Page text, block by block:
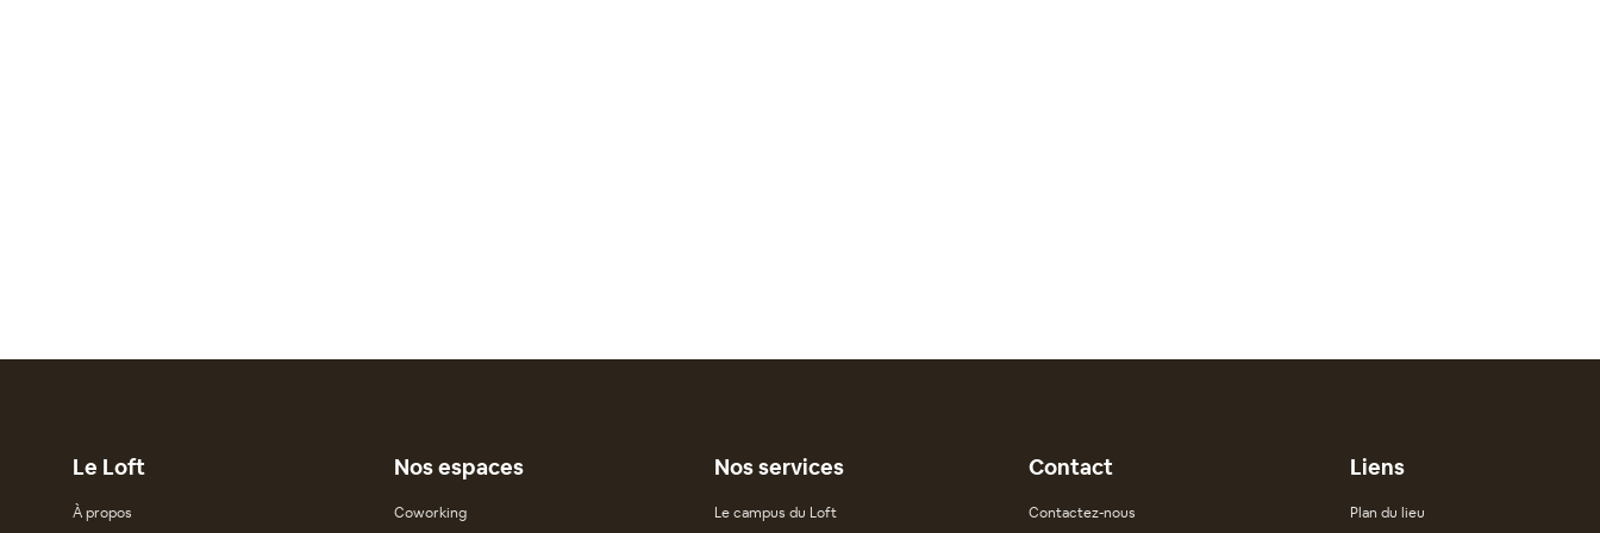
Le Loft
À propos
Nos espaces
Coworking
Nos services
Le campus du Loft
Contact
Contactez-nous
Liens
Plan du lieu